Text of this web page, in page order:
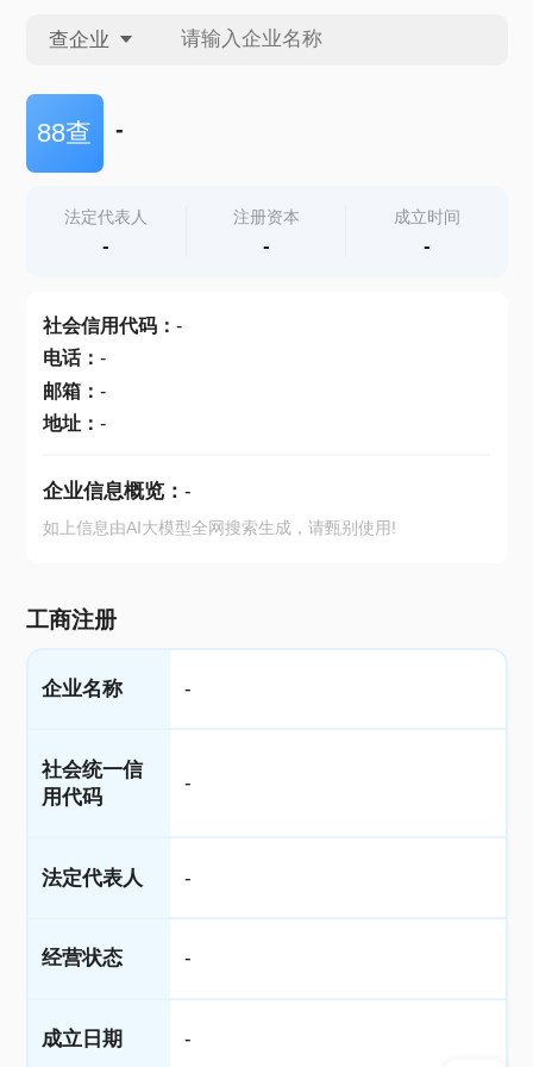
查企业
查企业
查产地
88查 -
法定代表人
-
注册资本
-
成立时间
-
社会信用代码： -
电话： -
邮箱： -
地址： -
企业信息概览： -
如上信息由AI大模型全网搜索生成，请甄别使用!
工商注册
企业名称 -
社会统一信
用代码
-
法定代表人 -
经营状态 -
成立日期 -